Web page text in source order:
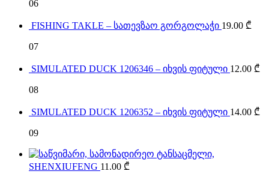
06
FISHING TAKLE – სათევზაო გორგოლაჭი 19.00 ₾
07
SIMULATED DUCK 1206346 – იხვის ფიტული 12.00 ₾
08
SIMULATED DUCK 1206352 – იხვის ფიტული 14.00 ₾
09
SHENXIUFENG 11.00 ₾